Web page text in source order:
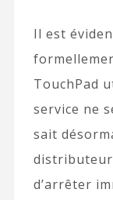
Il est
TouchPad
service ne
sait
d’arrêter